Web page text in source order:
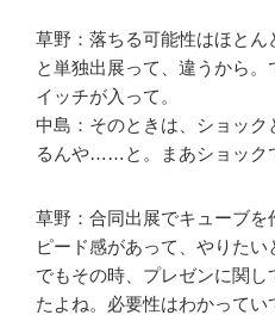
草野：落ちる可能性はほと
と単独出展って、違うから
イッチが入って。
中島：そのときは、ショッ
るんや……と。まあショック
草野：合同出展でキューブを
ピード感があって、やりたい
でもその時、プレゼンに関
たよね。必要性はわかって